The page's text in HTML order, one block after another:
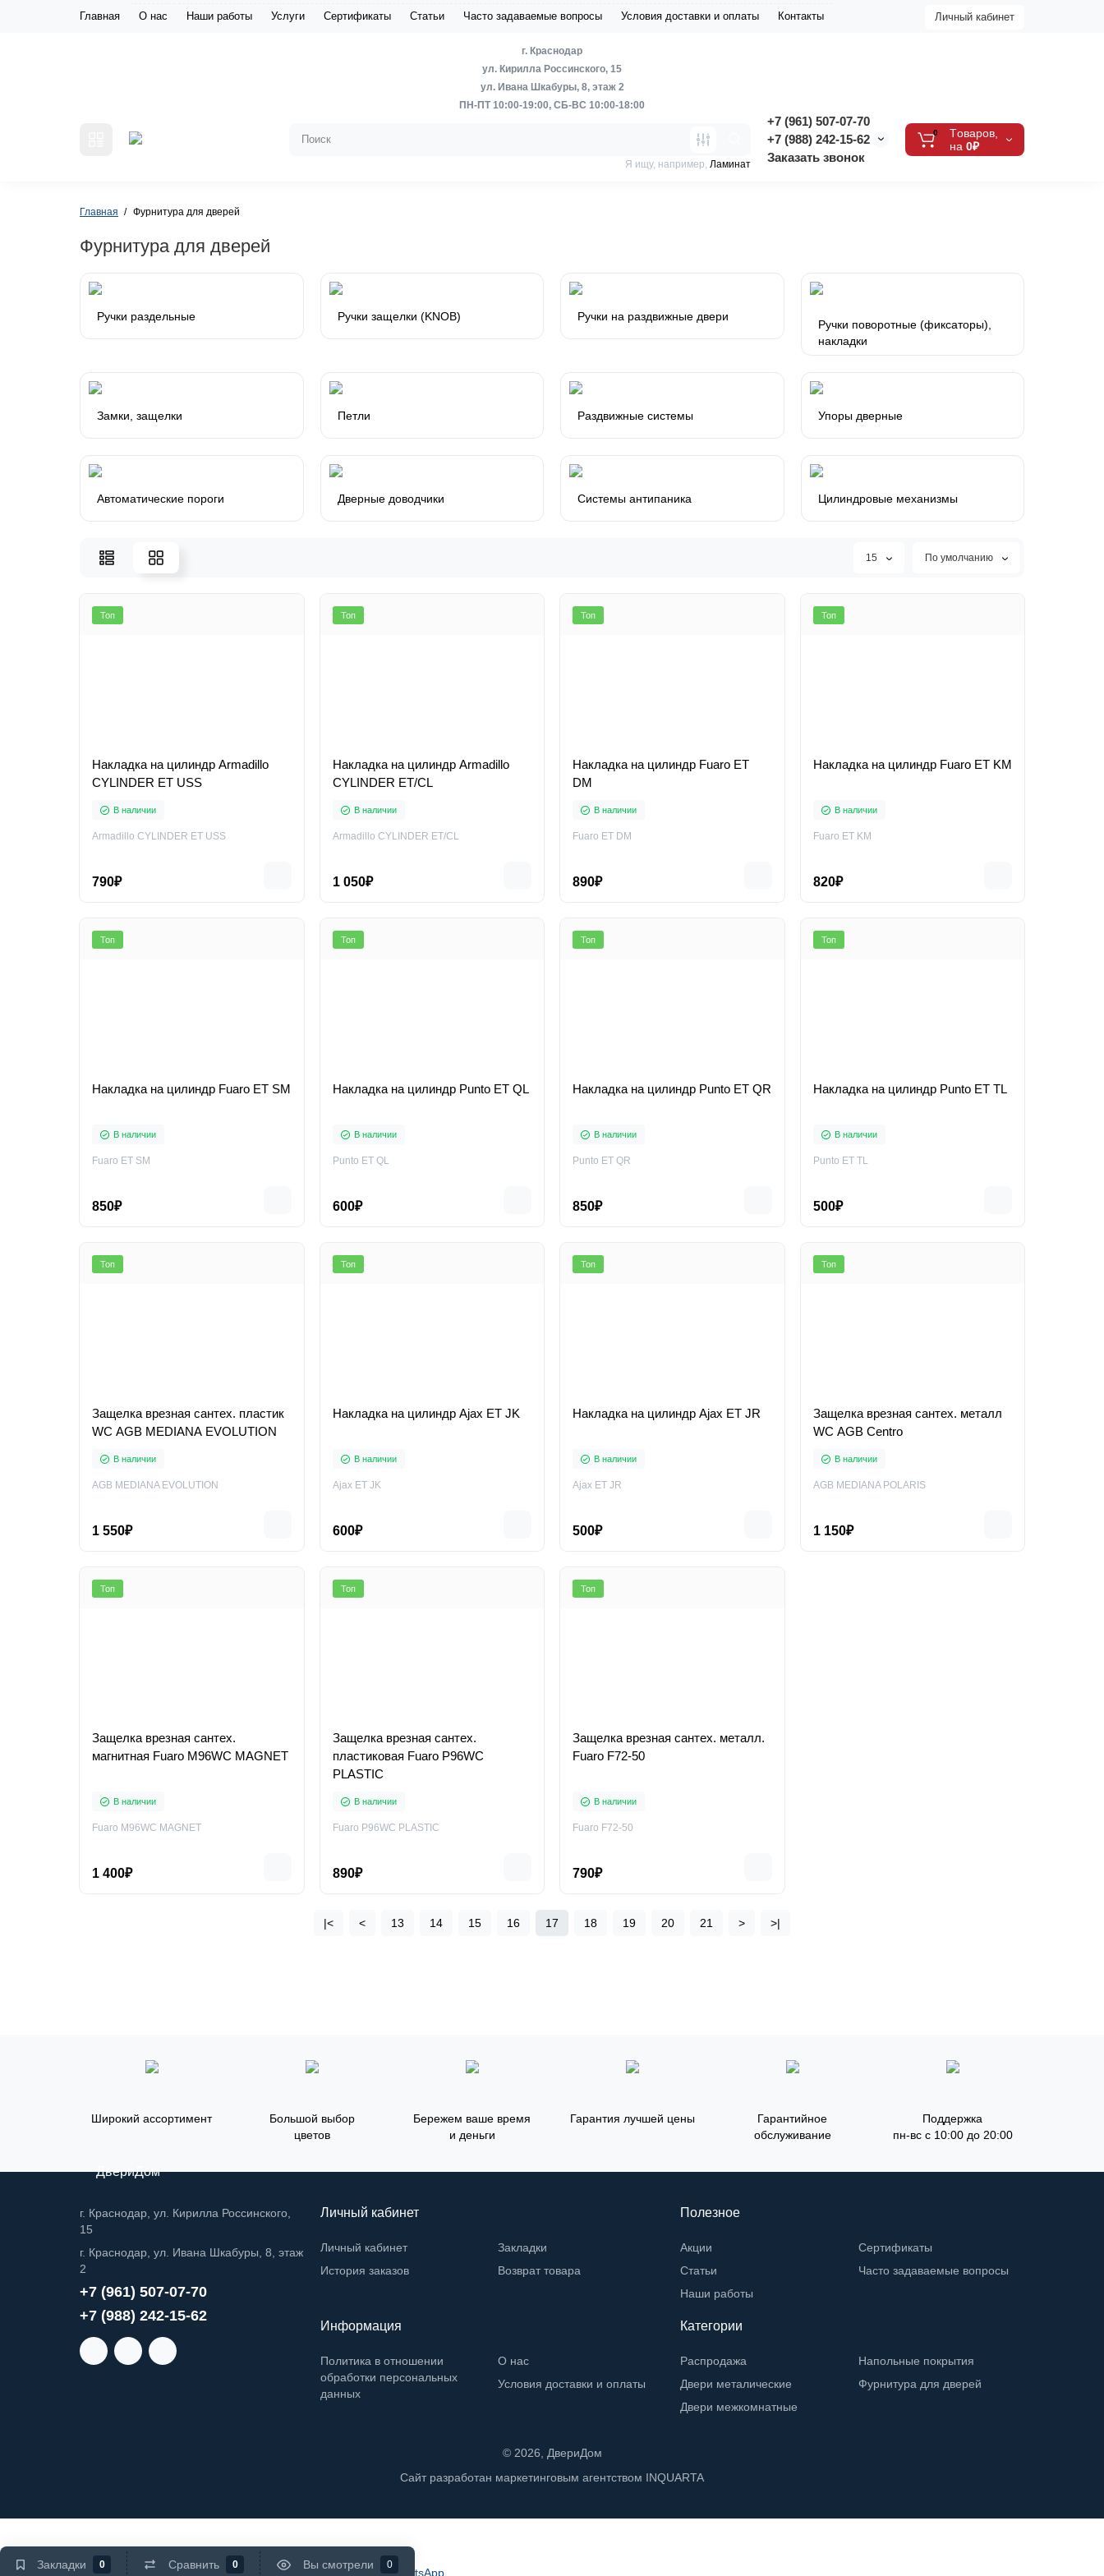
Закладки 0 Сравнить 0 Вы смотрели 0
Главная О нас Наши работы Услуги Сертификаты Статьи Часто задаваемые вопросы Условия доставки и оплаты Контакты Личный кабинет
г. Краснодар
ул. Кирилла Россинского, 15
ул. Ивана Шкабуры, 8, этаж 2
ПН-ПТ 10:00-19:00, СБ-ВС 10:00-18:00
+7 (961) 507-07-70
+7 (988) 242-15-62
Заказать звонок
Я ищу, например, Ламинат
0
Tоваров,
на 0₽
Главная Фурнитура для дверей
Фурнитура для дверей
Ручки раздельные Ручки защелки (KNOB) Ручки на раздвижные двери
Ручки поворотные (фиксаторы),
накладки
Замки, защелки Петли Раздвижные системы Упоры дверные
Автоматические пороги Дверные доводчики Системы антипаника Цилиндровые механизмы
15 По умолчанию
Топ
Накладка на цилиндр Armadillo
CYLINDER ET USS
В наличии
Armadillo CYLINDER ET USS
790₽
Топ
Накладка на цилиндр Armadillo
CYLINDER ET/CL
В наличии
Armadillo CYLINDER ET/CL
1 050₽
Топ
Накладка на цилиндр Fuaro ET
DM
В наличии
Fuaro ET DM
890₽
Топ
Накладка на цилиндр Fuaro ET KM
В наличии
Fuaro ET KM
820₽
Топ
Накладка на цилиндр Fuaro ET SM
В наличии
Fuaro ET SM
850₽
Топ
Накладка на цилиндр Punto ET QL
В наличии
Punto ET QL
600₽
Топ
Накладка на цилиндр Punto ET QR
В наличии
Punto ET QR
850₽
Топ
Накладка на цилиндр Punto ET TL
В наличии
Punto ET TL
500₽
Топ
Защелка врезная сантех. пластик
WC AGB MEDIANA EVOLUTION
В наличии
AGB MEDIANA EVOLUTION
1 550₽
Топ
Накладка на цилиндр Ajax ET JK
В наличии
Ajax ET JK
600₽
Топ
Накладка на цилиндр Ajax ET JR
В наличии
Ajax ET JR
500₽
Топ
Защелка врезная сантех. металл
WC AGB Centro
В наличии
AGB MEDIANA POLARIS
1 150₽
Топ
Защелка врезная сантех.
магнитная Fuaro M96WC MAGNET
В наличии
Fuaro M96WC MAGNET
1 400₽
Топ
Защелка врезная сантех.
пластиковая Fuaro P96WC
PLASTIC
В наличии
Fuaro P96WC PLASTIC
890₽
Топ
Защелка врезная сантех. металл.
Fuaro F72-50
В наличии
Fuaro F72-50
790₽
|< < 13 14 15 16 17 18 19 20 21 > >|
Широкий ассортимент
Большой выбор
цветов
Бережем ваше время
и деньги
Гарантия лучшей цены
Гарантийное
обслуживание
Поддержка
пн-вс с 10:00 до 20:00
ДвериДом
г. Краснодар, ул. Кирилла Россинского,
15
г. Краснодар, ул. Ивана Шкабуры, 8, этаж
2
+7 (961) 507-07-70
+7 (988) 242-15-62
Личный кабинет
Личный кабинет
История заказов
Закладки
Возврат товара
Полезное
Акции
Статьи
Наши работы
Сертификаты
Часто задаваемые вопросы
Информация
Политика в отношении
обработки персональных
данных
О нас
Условия доставки и оплаты
Категории
Распродажа
Двери металические
Двери межкомнатные
Напольные покрытия
Фурнитура для дверей
© 2026 , ДвериДом
Сайт разработан маркетинговым агентством INQUARTA
Заказать звонок Telegram WhatsApp